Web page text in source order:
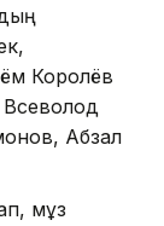
Королёв
Абзал
мұз